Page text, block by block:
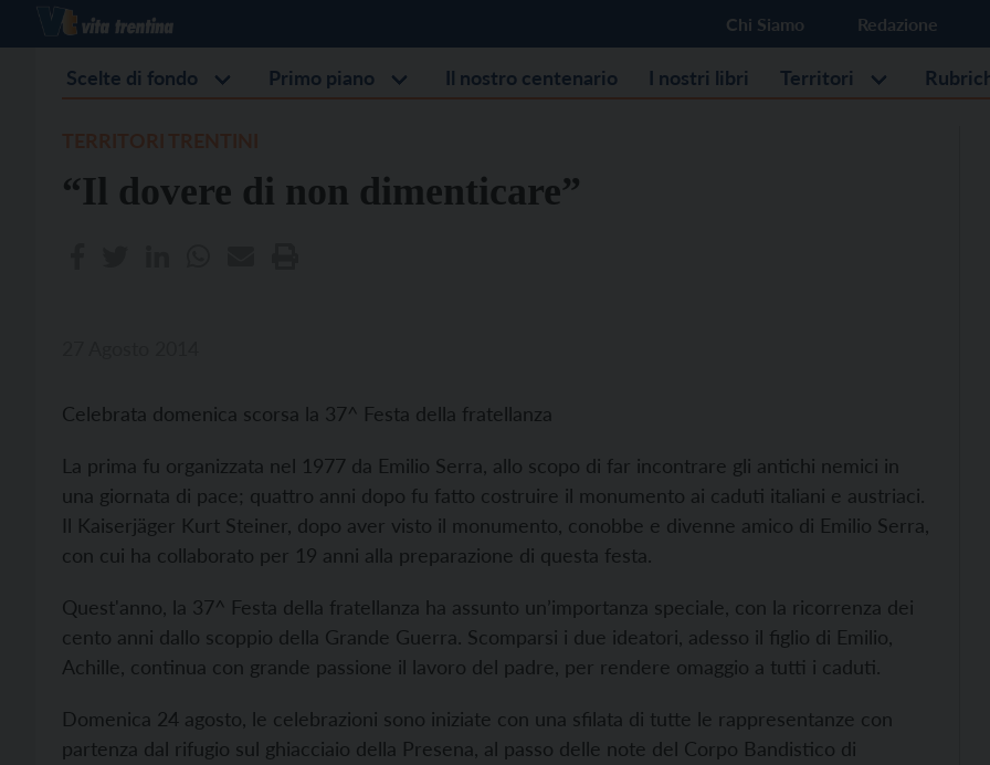
Chi Siamo Redazione
Scelte di fondo Primo piano Il nostro centenario I nostri libri Territori
“Il dovere di non dimenticare”
Celebrata domenica scorsa la 37^ Festa della fratellanza
La prima fu organizzata nel 1977 da Emilio Serra, allo scopo di far incontrare gli antichi nemici in
una giornata di pace; quattro anni dopo fu fatto costruire il monumento ai caduti italiani e austriaci.
Il Kaiserjäger Kurt Steiner, dopo aver visto il monumento, conobbe e divenne amico di Emilio Serra,
con cui ha collaborato per 19 anni alla preparazione di questa festa.
Quest'anno, la 37^ Festa della fratellanza ha assunto un’importanza speciale, con la ricorrenza dei
cento anni dallo scoppio della Grande Guerra. Scomparsi i due ideatori, adesso il figlio di Emilio,
Achille, continua con grande passione il lavoro del padre, per rendere omaggio a tutti i caduti.
Domenica 24 agosto, le celebrazioni sono iniziate con una sfilata di tutte le rappresentanze con
partenza dal rifugio sul ghiacciaio della Presena, al passo delle note del Corpo Bandistico di